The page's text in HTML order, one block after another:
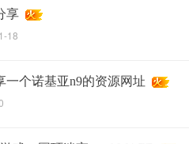
享
18
一个诺基亚n9的资源网址